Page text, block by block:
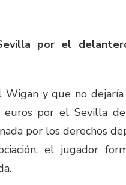
por el
y que no
por el Sevilla de
por los derechos
el jugador